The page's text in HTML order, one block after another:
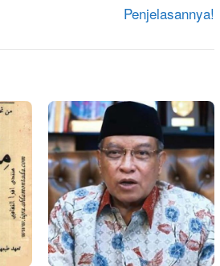
Penjelasannya!